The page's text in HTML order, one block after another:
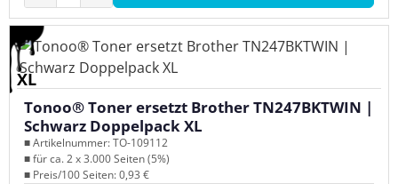
XL
Tonoo® Toner ersetzt Brother TN247BKTWIN |
Schwarz Doppelpack XL
■ Artikelnummer: TO-109112
■ für ca. 2 x 3.000 Seiten (5%)
■ Preis/100 Seiten: 0,93 €